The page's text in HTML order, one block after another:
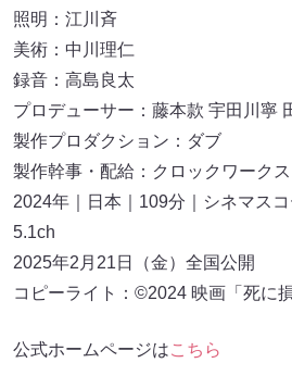
照明：江川斉
美術：中川理仁
録音：高島良太
プロデューサー：藤本款 宇田川寧
製作プロダクション：ダブ
製作幹事・配給：クロックワークス
2024年｜日本｜109分｜シネマスコ
5.1ch
2025年2月21日（金）全国公開
コピーライト：©2024 映画「死に
公式ホームページはこちら